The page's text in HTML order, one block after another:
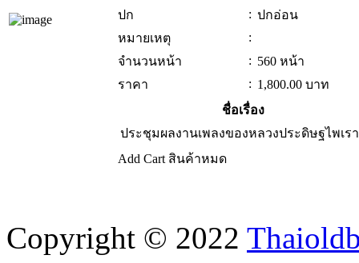
ปก
: ปกอ่อน
หมายเหตุ
:
จำนวนหน้า
: 560 หน้า
ราคา
: 1,800.00 บาท
ชื่อเรื่อง
ประชุมผลงานเพลงของหลวงประดิษฐไพเร
Add Cart สินค้าหมด
Copyright © 2022